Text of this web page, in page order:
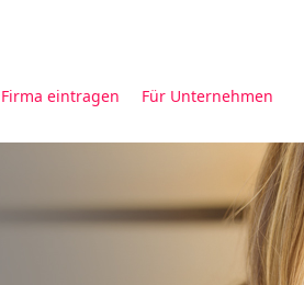
Firma eintragen Für Unternehmen